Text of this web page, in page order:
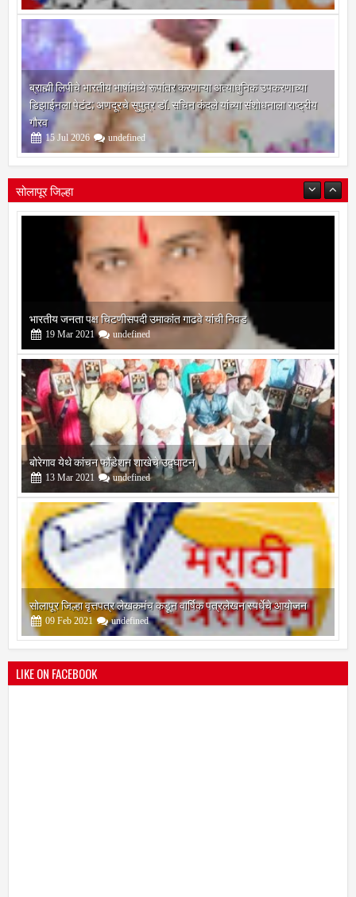
19 Jul 2026 undefined
ब्राह्मी लिपीचे भारतीय भाषांमध्ये रूपांतर करणाऱ्या अत्याधुनिक उपकरणाच्या
डिझाईनला पेटंट; अणदूरचे सुपुत्र डॉ. सचिन कंदले यांच्या संशोधनाला राष्ट्रीय
गौरव
15 Jul 2026 undefined
सोलापूर जिल्हा
बोरेगाव येथे कांचन फौंडेशन शाखेचे उद्घाटन
13 Mar 2021 undefined
सोलापूर जिल्हा वृत्तपत्र लेखकमंच कडून वार्षिक पत्रलेखन स्पर्धेचे आयोजन
09 Feb 2021 undefined
श्री मल्लिकार्जुन प्रशालेकडून उमाकांत गाढवे यांचा सत्कार
25 Mar 2021 undefined
LIKE ON FACEBOOK